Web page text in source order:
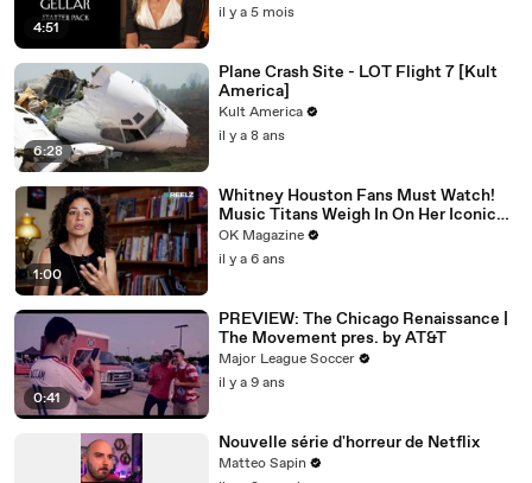
4:51
il y a 5 mois
6:28
Plane Crash Site - LOT Flight 7 [Kult
America]
Kult America
il y a 8 ans
1:00
Whitney Houston Fans Must Watch!
Music Titans Weigh In On Her Iconic
Hits In REELZ Doc
OK Magazine
il y a 6 ans
0:41
PREVIEW: The Chicago Renaissance |
The Movement pres. by AT&T
Major League Soccer
il y a 9 ans
Nouvelle série d'horreur de Netflix
Matteo Sapin